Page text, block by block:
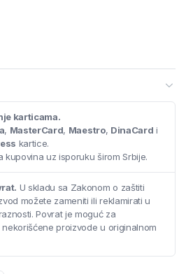
karticama.
, MasterCard, Maestro, DinaCard i
kartice.
kupovina uz isporuku širom Srbije.
U skladu sa Zakonom o zaštiti
možete zameniti ili reklamirati u
Povrat je moguć za
proizvode u originalnom